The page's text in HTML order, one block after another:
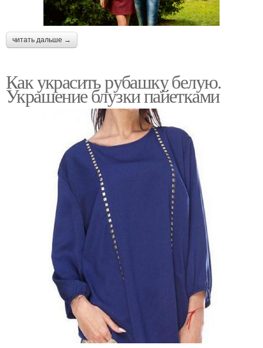
читать дальше →
Как украсить рубашку белую.
Украшение блузки пайетками